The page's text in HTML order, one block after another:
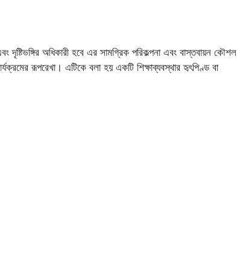
এবং দৃষ্টিভঙ্গির অধিকারী হবে এর সামগ্রিক পরিকল্পনা এবং বাস্তবায়ন কৌশল
রূপরেখা। এটিকে বলা হয় একটি শিক্ষাব্যবস্থার হৃৎপিণ্ড বা